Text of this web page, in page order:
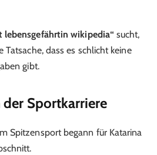
lebensgefährtin wikipedia“ sucht,
dass es schlicht keine
gibt.
der Sportkarriere
Spitzensport begann für Katarina